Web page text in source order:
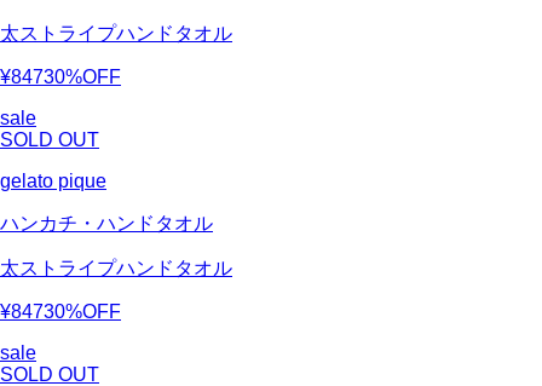
太ストライプハンドタオル
¥84730%OFF
sale
SOLD OUT
gelato pique
ハンカチ・ハンドタオル
太ストライプハンドタオル
¥84730%OFF
sale
SOLD OUT